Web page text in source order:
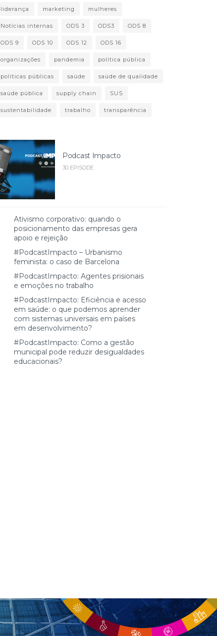
liderança marketing mulheres
Notícias internas ODS 3 ODS3 ODS 8
ODS 9 ODS 10 ODS 12 ODS 16
organizações pandemia política pública
políticas públicas saúde saúde de qualidade
saúde pública supply chain SUS
sustentabilidade trabalho transparência
Podcast Impacto
30 EPISODE
Ativismo corporativo: quando o
posicionamento das empresas gera
apoio e rejeição
#PodcastImpacto – Urbanismo
feminista: o caso de Barcelona
#PodcastImpacto: Agentes prisionais
e emoções no trabalho
#PodcastImpacto: Eficiência e acesso
em saúde: o que podemos aprender
com sistemas universais em países
em desenvolvimento?
#PodcastImpacto: Como a gestão
municipal pode reduzir desigualdades
educacionais?